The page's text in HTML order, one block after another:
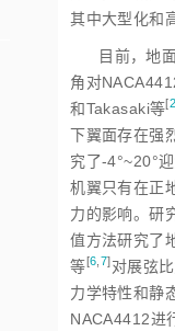
其中大型化和
目前，地
角对
和Takasaki等[
下翼面存在强
究了-4°~20°
机翼只有在正
力的影响。研
值方法研究了
等[6 7] 对展弦
力学特性和静
NACA4412进